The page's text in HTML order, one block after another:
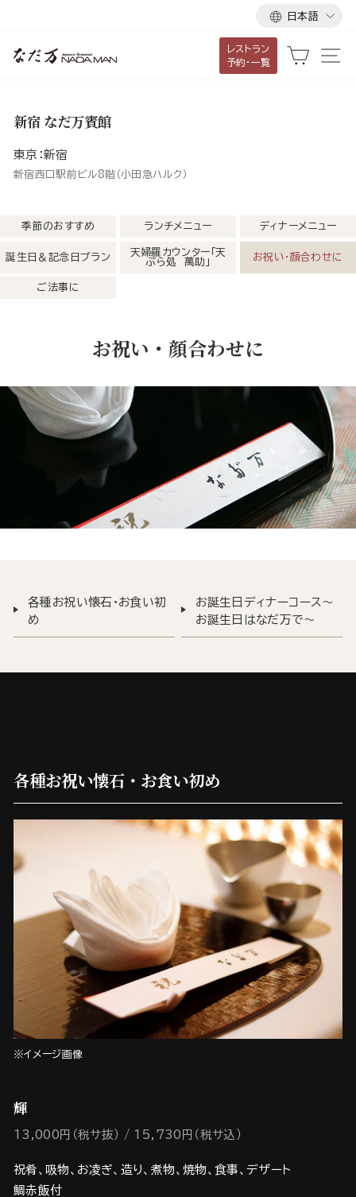
移
言
語
日本語
レストラン
予約・一覧
カート
新宿 なだ万賓館
東京：新宿
新宿西口駅前ビル8階（小田急ハルク）
季節のおすすめ ランチメニュー ディナーメニュー
誕生日＆記念日プラン
天婦羅カウンター「天
ぷら処 萬助」
お祝い・顔合わせに
ご法事に
お祝い・顔合わせに
各種お祝い懐石・お食い初
め
お誕生日ディナーコース～
お誕生日はなだ万で～
各種お祝い懐石・お食い初め
※イメージ画像
輝
13,000円（税サ抜） 15,730円（税サ込）
祝肴、吸物、お凌ぎ、造り、煮物、焼物、食事、デザート
鯛赤飯付